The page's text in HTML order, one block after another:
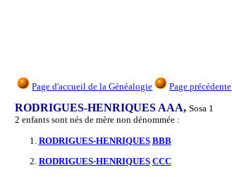
Page d'accueil de la Généalogie Page précédente
RODRIGUES-HENRIQUES AAA,Sosa 1
2 enfants sont nés de mère non dénommée :
1. RODRIGUES-HENRIQUES BBB
2. RODRIGUES-HENRIQUES CCC